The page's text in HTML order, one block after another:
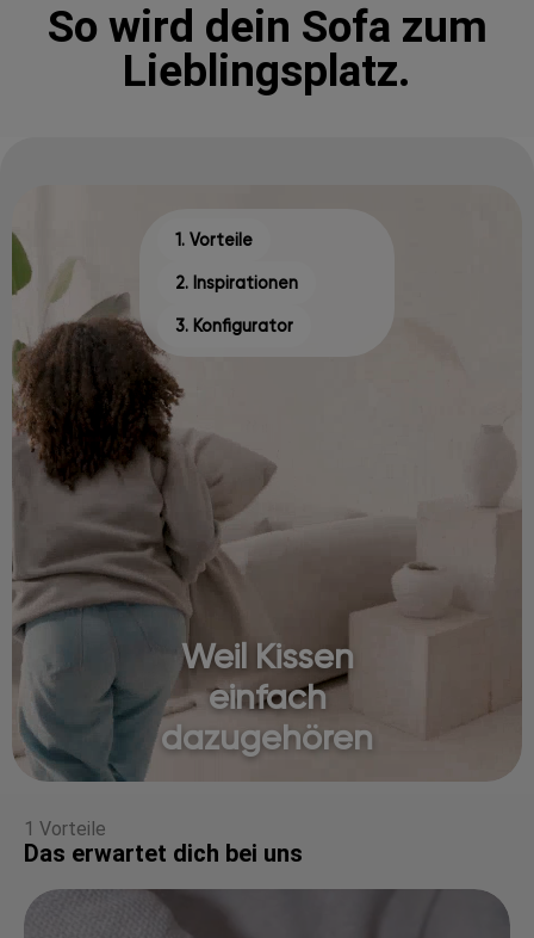
So wird dein Sofa zum
Lieblingsplatz.
1. Vorteile
2. Inspirationen
3. Konfigurator
Weil Kissen
einfach
dazugehören
1 Vorteile
Das erwartet dich bei uns